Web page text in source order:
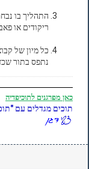
התהליך בו
ריקודים או
כל מיון של
נתפס בתור
כאן מפרגנים לתוכיפדיה
תוכים מגדלים עם